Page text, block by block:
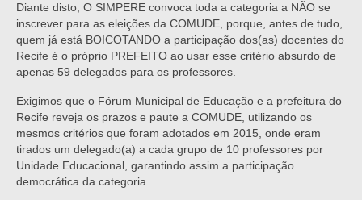
Diante disto, O SIMPERE convoca toda a categoria a NÃO se
inscrever para as eleições da COMUDE, porque, antes de tudo,
quem já está BOICOTANDO a participação dos(as) docentes do
Recife é o próprio PREFEITO ao usar esse critério absurdo de
apenas 59 delegados para os professores.
Exigimos que o Fórum Municipal de Educação e a prefeitura do
Recife reveja os prazos e paute a COMUDE, utilizando os
mesmos critérios que foram adotados em 2015, onde eram
tirados um delegado(a) a cada grupo de 10 professores por
Unidade Educacional, garantindo assim a participação
democrática da categoria.